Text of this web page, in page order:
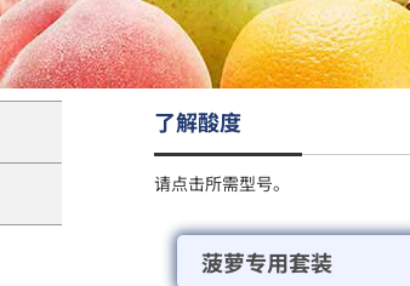
了解酸度
请点击所需型号。
菠萝专用套装